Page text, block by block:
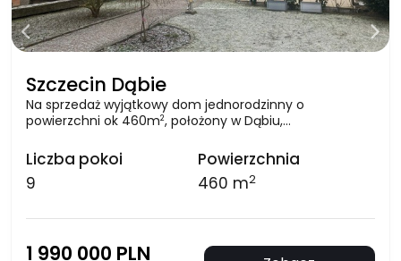
Szczecin Dąbie
Na sprzedaż wyjątkowy dom jednorodzinny o
powierzchni ok 460m2, położony w Dąbiu,…
Liczba pokoi
9
Powierzchnia
460 m2
1 990 000 PLN